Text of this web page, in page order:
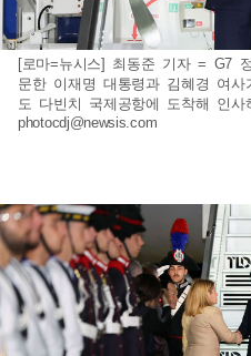
[로마=뉴시스] 최동준 기자 = G7
문한 이재명 대통령과 김혜경 여
도 다빈치 국제공항에 도착해 인사
photocdj@newsis.com